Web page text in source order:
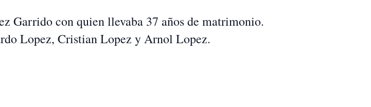
Garrido con quien llevaba 37 años de matrimonio.
Lopez, Cristian Lopez y Arnol Lopez.